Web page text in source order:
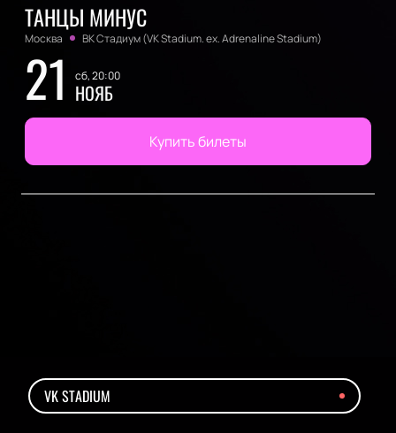
ТАНЦЫ МИНУС
Москва ВК Стадиум (VK Stadium. ex. Adrenaline Stadium)
21 сб, 20:00
НОЯБ
Купить билеты
VK STADIUM